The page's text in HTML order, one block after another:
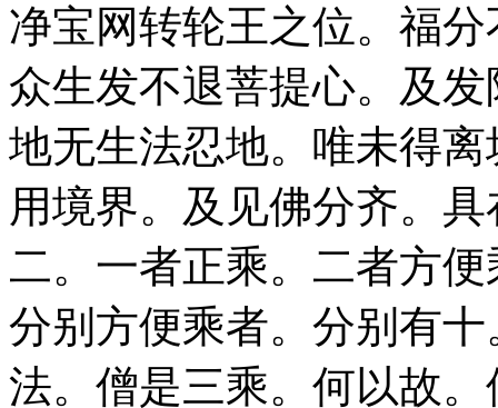
净宝网转轮王之位。福
众生发不退菩提心。及
地无生法忍地。唯未得
用境界。及见佛分齐。
二。一者正乘。二者方
分别方便乘者。分别有
法。僧是三乘。何以故